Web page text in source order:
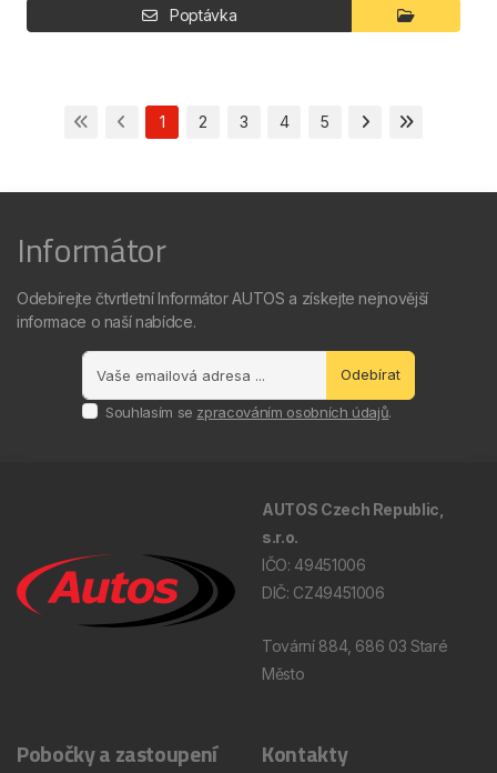
Poptávka
1 2 3 4 5
Informátor
Odebírejte čtvrtletní Informátor AUTOS a získejte nejnovější
informace o naší nabídce.
Odebírat
Souhlasím se zpracováním osobních údajů.
AUTOS Czech Republic,
s.r.o.
IČO: 49451006
DIČ: CZ49451006
Tovární 884, 686 03 Staré
Město
Pobočky a zastoupení Kontakty